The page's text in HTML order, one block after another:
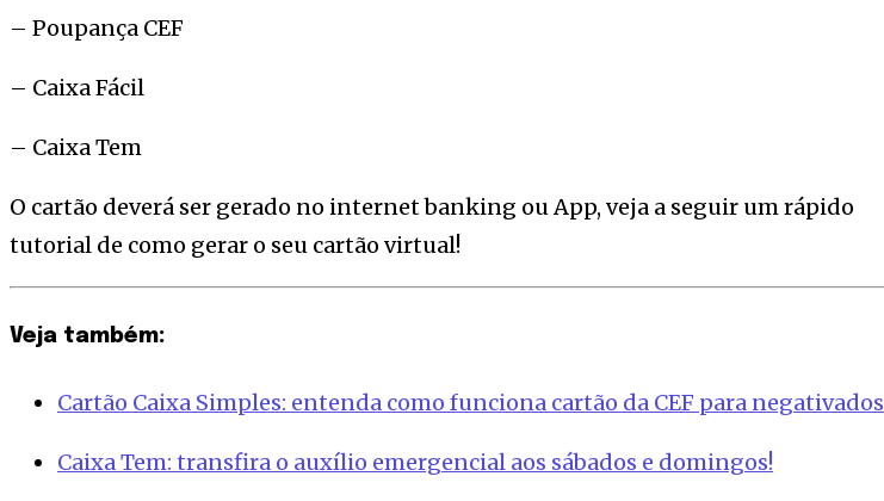
– Poupança CEF
– Caixa Fácil
– Caixa Tem
O cartão deverá ser gerado no internet banking ou App, veja a seguir um rápido
tutorial de como gerar o seu cartão virtual!
Veja também:
Cartão Caixa Simples: entenda como funciona cartão da CEF para negativados
Caixa Tem: transfira o auxílio emergencial aos sábados e domingos!